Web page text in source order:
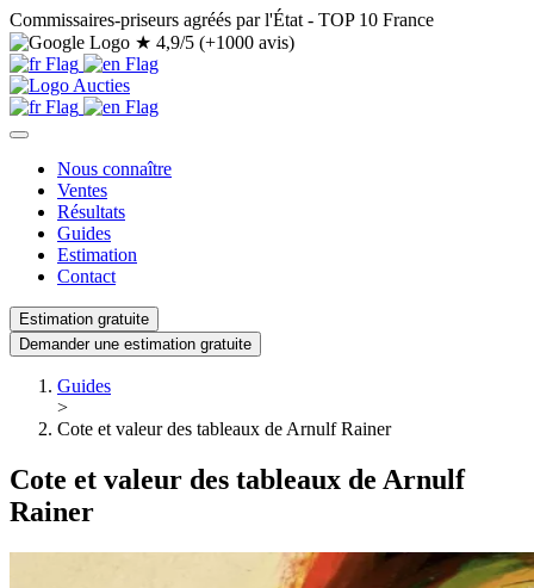
Commissaires-priseurs agréés par l'État - TOP 10 France
★ 4,9/5 (+1000 avis)
Nous connaître
Ventes
Résultats
Guides
Estimation
Contact
Estimation gratuite
Demander une estimation gratuite
Guides
>
Cote et valeur des tableaux de Arnulf Rainer
Cote et valeur des tableaux de Arnulf
Rainer